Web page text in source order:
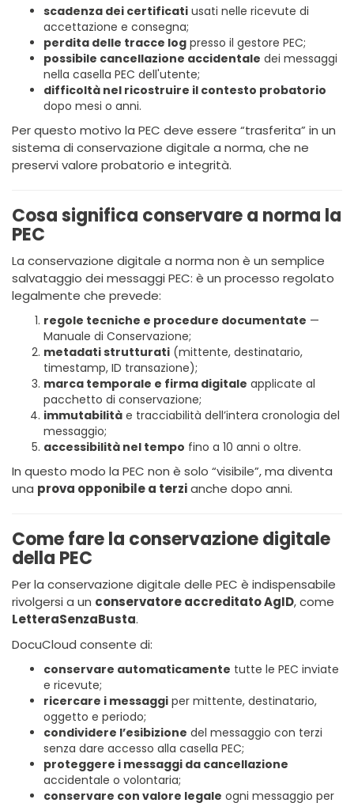
scadenza dei certificati usati nelle ricevute di
accettazione e consegna;
perdita delle tracce log presso il gestore PEC;
possibile cancellazione accidentale dei messaggi
nella casella PEC dell'utente;
difficoltà nel ricostruire il contesto probatorio
dopo mesi o anni.
Per questo motivo la PEC deve essere “trasferita” in un
sistema di conservazione digitale a norma, che ne
preservi valore probatorio e integrità.
Cosa significa conservare a norma la
PEC
La conservazione digitale a norma non è un semplice
salvataggio dei messaggi PEC: è un processo regolato
legalmente che prevede:
regole tecniche e procedure documentate —
Manuale di Conservazione;
metadati strutturati (mittente, destinatario,
timestamp, ID transazione);
marca temporale e firma digitale applicate al
pacchetto di conservazione;
immutabilità e tracciabilità dell’intera cronologia del
messaggio;
accessibilità nel tempo fino a 10 anni o oltre.
In questo modo la PEC non è solo “visibile”, ma diventa
una prova opponibile a terzianche dopo anni.
Come fare la conservazione digitale
della PEC
Per la conservazione digitale delle PEC è indispensabile
rivolgersi a un conservatore accreditato AgID, come
LetteraSenzaBusta.
DocuCloud consente di:
conservare automaticamente tutte le PEC inviate
e ricevute;
ricercare i messaggi per mittente, destinatario,
oggetto e periodo;
condividere l’esibizione del messaggio con terzi
senza dare accesso alla casella PEC;
proteggere i messaggi da cancellazione
accidentale o volontaria;
conservare con valore legale ogni messaggio per